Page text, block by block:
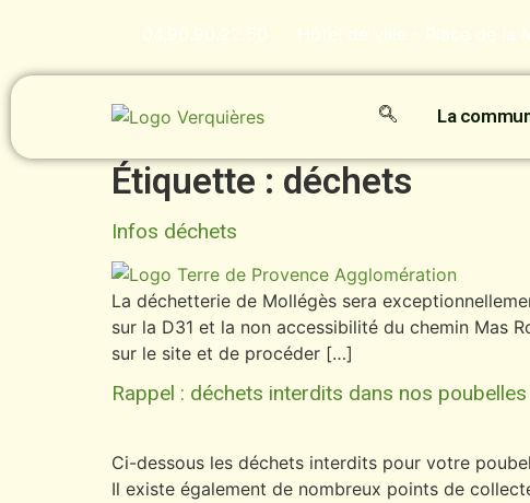
04.90.90.22.50 Hôtel de ville - Place de la
La
Étiquette : déchets
Infos déchets
La déchetterie de Mollégès sera
sur la D31 et la non accessibilité du chemin Mas
sur le site et de procéder […]
Rappel : déchets interdits dans nos poubelles
Ci-dessous les déchets interdits pour votre
Il existe également de nombreux points de